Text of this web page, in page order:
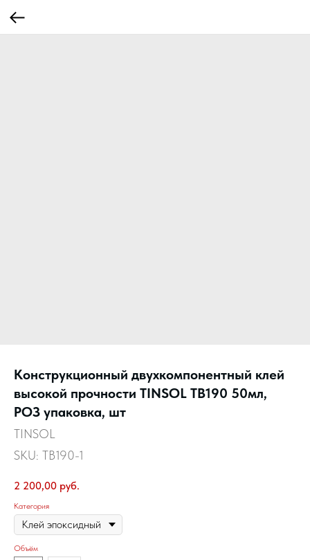
Конструкционный двухкомпонентный клей
высокой прочности TINSOL TB190 50мл,
РОЗ упаковка, шт
TINSOL
SKU: TB190-1
2 200,00 руб.
Категория
Объём